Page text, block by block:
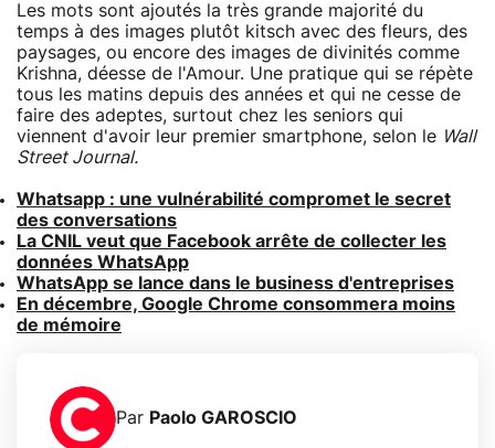
Les mots sont ajoutés la très grande majorité du
temps à des images plutôt kitsch avec des fleurs, des
paysages, ou encore des images de divinités comme
Krishna, déesse de l'Amour. Une pratique qui se répète
tous les matins depuis des années et qui ne cesse de
faire des adeptes, surtout chez les seniors qui
viennent d'avoir leur premier smartphone, selon le Wall
Street Journal.
Whatsapp : une vulnérabilité compromet le secret
des conversations
La CNIL veut que Facebook arrête de collecter les
données WhatsApp
WhatsApp se lance dans le business d'entreprises
En décembre, Google Chrome consommera moins
de mémoire
Par Paolo GAROSCIO